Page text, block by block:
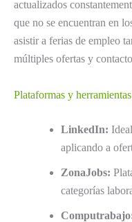
actualizados
que no se encuentran en
asistir a ferias de empleo
múltiples ofertas y
Plataformas y
LinkedIn:
aplicando a
ZonaJobs:
categorías